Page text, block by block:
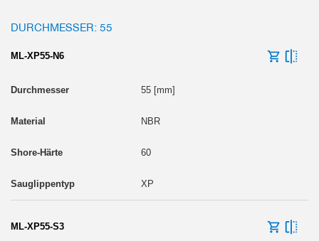
DURCHMESSER: 55
ML-XP55-N6
55 [mm]
NBR
60
XP
ML-XP55-S3